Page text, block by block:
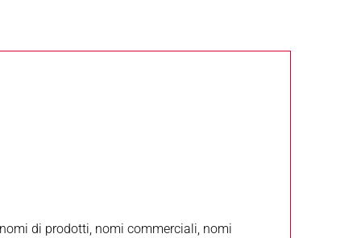
di prodotti, nomi commerciali, nomi